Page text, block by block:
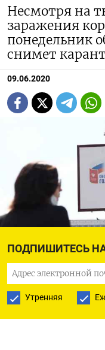
ПОДПИШИТЕСЬ
Утренняя
Несмотря на
заражения
понедельник
снимет
09.06.2020
Россия оставляет заботы
приближается
Путина до 2036 года.
Кирилл Зыков / Агентство